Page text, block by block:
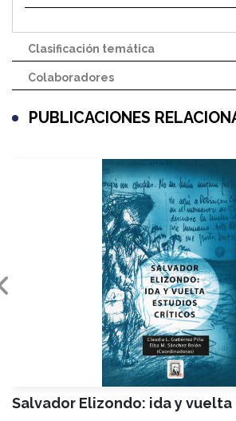
Clasificación temática
Colaboradores
PUBLICACIONES
Salvador Elizondo: ida y vuelta